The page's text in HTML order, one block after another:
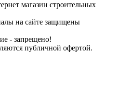
магазин строительных
на сайте защищены
- запрещено!
публичной офертой.